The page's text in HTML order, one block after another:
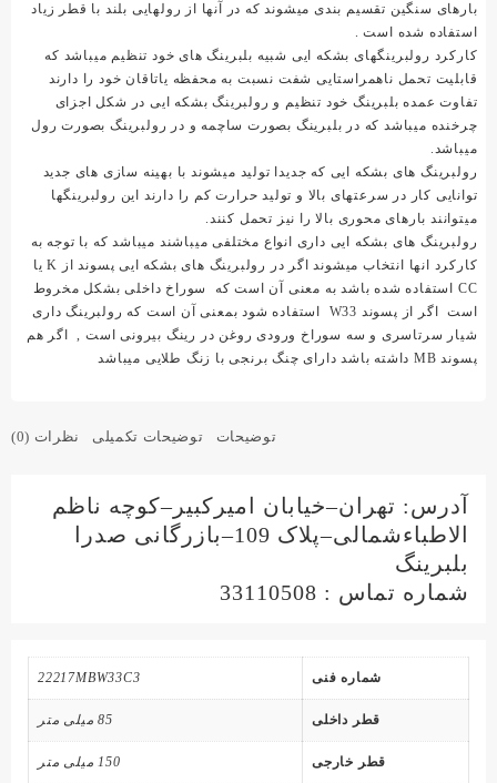
بارهای سنگین تقسیم بندی میشوند که در آنها از رولهایی بلند با قطر زیاد
استفاده شده است .
کارکرد رولبرینگهای بشکه ایی شبیه بلبرینگ های خود تنظیم میباشد که
قابلیت تحمل ناهمراستایی شفت نسبت به محفظه یاتاقان خود را دارند
تفاوت عمده بلبرینگ خود تنظیم و رولبرینگ بشکه ایی در شکل اجزای
چرخنده میباشد که در بلبرینگ بصورت ساچمه و در رولبرینگ بصورت رول
میباشد.
رولبرینگ های بشکه ایی که جدیدا تولید میشوند با بهینه سازی های جدید
توانایی کار در سرعتهای بالا و تولید حرارت کم را دارند این رولبرینگها
میتوانند بارهای محوری بالا را نیز تحمل کنند.
رولبرینگ های بشکه ایی داری انواع مختلفی میباشند میباشد که با توجه به
کارکرد انها انتخاب میشوند اگر در رولبرینگ های بشکه ایی پسوند از K یا
CC استفاده شده باشد به معنی آن است که سوراخ داخلی بشکل مخروط
است اگر از پسوند W33 استفاده شود بمعنی آن است که رولبرینگ داری
شیار سرتاسری و سه سوراخ ورودی روغن در رینگ بیرونی است , اگر هم
پسوند MB داشته باشد دارای چنگ برنجی با زنگ طلایی میباشد
توضیحات توضیحات تکمیلی نظرات (0)
آدرس: تهران–خیابان امیرکبیر–کوچه ناظم
الاطباءشمالی–پلاک 109–بازرگانی صدرا
بلبرینگ
شماره تماس : 33110508
شماره فنی 22217MBW33C3
قطر داخلی 85 میلی متر
قطر خارجی 150 میلی متر